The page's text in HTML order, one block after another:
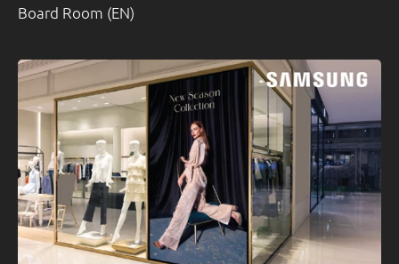
Board Room (EN)